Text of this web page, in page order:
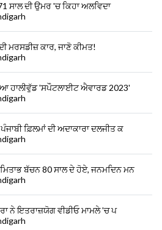
ਸਾਲ ਦੀ ਉਮਰ 'ਚ ਕਿਹਾ ਅਲਵਿਦਾ
ਮਰਸਡੀਜ਼ ਕਾਰ, ਜਾਣੋ ਕੀਮਤ!
ਹਾਲੀਵੁੱਡ 'ਸਪੌਟਲਾਈਟ ਐਵਾਰਡ 2023'
ਫ਼ਿਲਮਾਂ ਦੀ ਅਦਾਕਾਰਾ ਦਲਜੀਤ ਕ
ਬੱਚਨ 80 ਸਾਲ ਦੇ ਹੋਏ, ਜਨਮਦਿਨ ਮਨ
ਨੇ ਇਤਰਾਜ਼ਯੋਗ ਵੀਡੀਓ ਮਾਮਲੇ 'ਚ ਪ